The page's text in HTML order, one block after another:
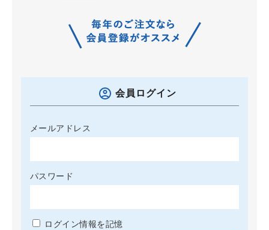
会員ログイン
メールアドレス
パスワード
ログイン情報を記憶